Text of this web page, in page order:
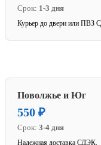
Срок: 1-3 дня
Курьер до двери или ПВЗ
Поволжье и Юг
550 ₽
Срок: 3-4 дня
Надежная доставка СДЭК.